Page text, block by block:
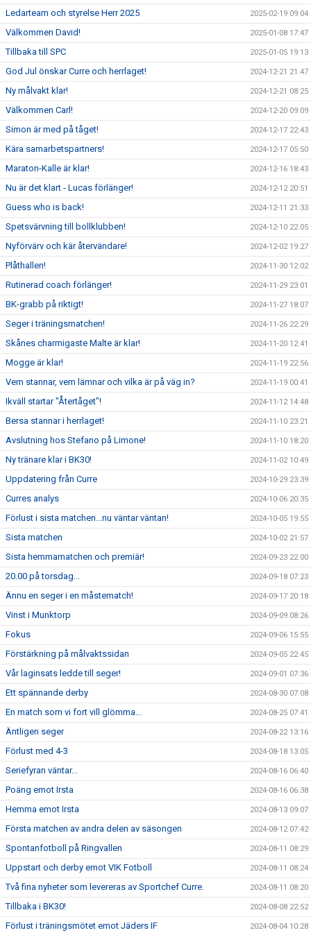
Ledarteam och styrelse Herr 2025 2025-02-19 09:04
Välkommen David! 2025-01-08 17:47
Tillbaka till SPC 2025-01-05 19:13
God Jul önskar Curre och herrlaget! 2024-12-21 21:47
Ny målvakt klar! 2024-12-21 08:25
Välkommen Carl! 2024-12-20 09:09
Simon är med på tåget! 2024-12-17 22:43
Kära samarbetspartners! 2024-12-17 05:50
Maraton-Kalle är klar! 2024-12-16 18:43
Nu är det klart - Lucas förlänger! 2024-12-12 20:51
Guess who is back! 2024-12-11 21:33
Spetsvärvning till bollklubben! 2024-12-10 22:05
Nyförvärv och kär återvändare! 2024-12-02 19:27
Plåthallen! 2024-11-30 12:02
Rutinerad coach förlänger! 2024-11-29 23:01
BK-grabb på riktigt! 2024-11-27 18:07
Seger i träningsmatchen! 2024-11-26 22:29
Skånes charmigaste Malte är klar! 2024-11-20 12:41
Mogge är klar! 2024-11-19 22:56
Vem stannar, vem lämnar och vilka är på väg in? 2024-11-19 00:41
Ikväll startar "Återtåget"! 2024-11-12 14:48
Bersa stannar i herrlaget! 2024-11-10 23:21
Avslutning hos Stefano på Limone! 2024-11-10 18:20
Ny tränare klar i BK30! 2024-11-02 10:49
Uppdatering från Curre 2024-10-29 23:39
Curres analys 2024-10-06 20:35
Förlust i sista matchen...nu väntar väntan! 2024-10-05 19:55
Sista matchen 2024-10-02 21:57
Sista hemmamatchen och premiär! 2024-09-23 22:00
20.00 på torsdag... 2024-09-18 07:23
Ännu en seger i en måstematch! 2024-09-17 20:18
Vinst i Munktorp 2024-09-09 08:26
Fokus 2024-09-06 15:55
Förstärkning på målvaktssidan 2024-09-05 22:45
Vår laginsats ledde till seger! 2024-09-01 07:36
Ett spännande derby 2024-08-30 07:08
En match som vi fort vill glömma... 2024-08-25 07:41
Äntligen seger 2024-08-22 13:16
Förlust med 4-3 2024-08-18 13:05
Seriefyran väntar... 2024-08-16 06:40
Poäng emot Irsta 2024-08-16 06:38
Hemma emot Irsta 2024-08-13 09:07
Första matchen av andra delen av säsongen 2024-08-12 07:42
Spontanfotboll på Ringvallen 2024-08-11 08:29
Uppstart och derby emot VIK Fotboll 2024-08-11 08:24
Två fina nyheter som levereras av Sportchef Curre. 2024-08-11 08:20
Tillbaka i BK30! 2024-08-08 22:52
Förlust i träningsmötet emot Jäders IF 2024-08-04 10:28